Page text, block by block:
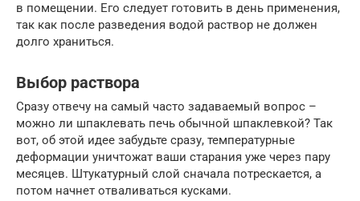
в помещении. Его следует готовить в день применения,
так как после разведения водой раствор не должен
долго храниться.
Выбор раствора
Сразу отвечу на самый часто задаваемый вопрос –
можно ли шпаклевать печь обычной шпаклевкой? Так
вот, об этой идее забудьте сразу, температурные
деформации уничтожат ваши старания уже через пару
месяцев. Штукатурный слой сначала потрескается, а
потом начнет отваливаться кусками.